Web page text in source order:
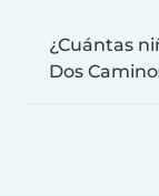
¿Cuántas
Dos